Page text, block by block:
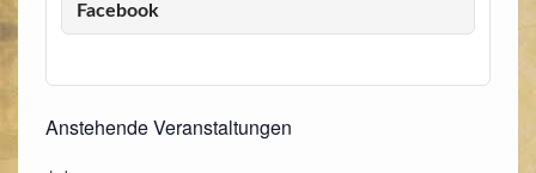
Facebook
Anstehende Veranstaltungen